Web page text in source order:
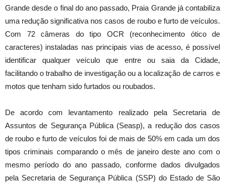
Grande desde o final do ano passado, Praia Grande já contabiliza
uma redução significativa nos casos de roubo e furto de veículos.
Com 72 câmeras do tipo OCR (reconhecimento ótico de
caracteres) instaladas nas principais vias de acesso, é possível
identificar qualquer veículo que entre ou saia da Cidade,
facilitando o trabalho de investigação ou a localização de carros e
motos que tenham sido furtados ou roubados.
De acordo com levantamento realizado pela Secretaria de
Assuntos de Segurança Pública (Seasp), a redução dos casos
de roubo e furto de veículos foi de mais de 50% em cada um dos
tipos criminais comparando o mês de janeiro deste ano com o
mesmo período do ano passado, conforme dados divulgados
pela Secretaria de Segurança Pública (SSP) do Estado de São